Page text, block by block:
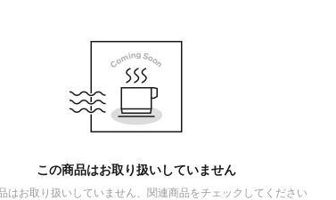
この商品はお取り扱いしていません
はお取り扱いしていません、関連商品をチェックしてください